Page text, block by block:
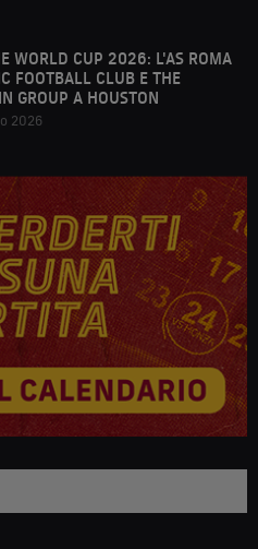
WORLD CUP 2026: L'AS ROMA
FOOTBALL CLUB E THE
GROUP A HOUSTON
2026